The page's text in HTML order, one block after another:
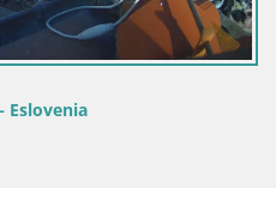
Eslovenia